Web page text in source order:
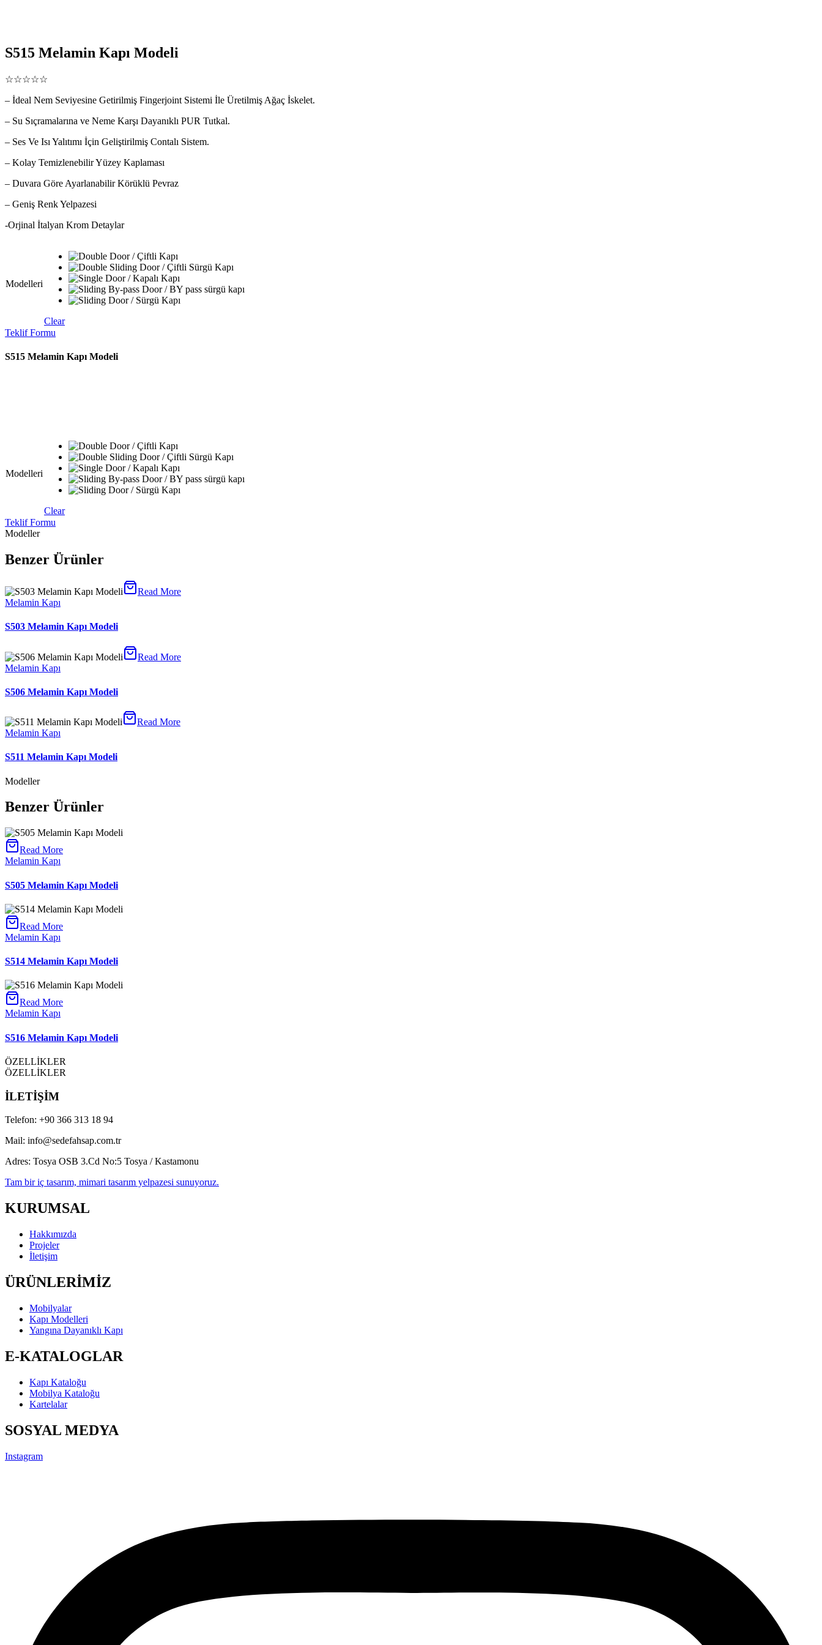
S515 Melamin Kapı Modeli
☆☆☆☆☆
– İdeal Nem Seviyesine Getirilmiş Fingerjoint Sistemi İle Üretilmiş Ağaç İskelet.
– Su Sıçramalarına ve Neme Karşı Dayanıklı PUR Tutkal.
– Ses Ve Isı Yalıtımı İçin Geliştirilmiş Contalı Sistem.
– Kolay Temizlenebilir Yüzey Kaplaması
– Duvara Göre Ayarlanabilir Körüklü Pevraz
– Geniş Renk Yelpazesi
-Orjinal İtalyan Krom Detaylar
Modelleri
Clear
Teklif Formu
S515 Melamin Kapı Modeli
Modelleri
Clear
Teklif Formu
Modeller
Benzer Ürünler
Read More
Melamin Kapı
S503 Melamin Kapı Modeli
Read More
Melamin Kapı
S506 Melamin Kapı Modeli
Read More
Melamin Kapı
S511 Melamin Kapı Modeli
Modeller
Benzer Ürünler
Read More
Melamin Kapı
S505 Melamin Kapı Modeli
Read More
Melamin Kapı
S514 Melamin Kapı Modeli
Read More
Melamin Kapı
S516 Melamin Kapı Modeli
ÖZELLİKLER
ÖZELLİKLER
İLETİŞİM
Telefon: +90 366 313 18 94
Mail: info@sedefahsap.com.tr
Adres: Tosya OSB 3.Cd No:5 Tosya / Kastamonu
Tam bir iç tasarım, mimari tasarım yelpazesi sunuyoruz.
KURUMSAL
Hakkımızda
Projeler
İletişim
ÜRÜNLERİMİZ
Mobilyalar
Kapı Modelleri
Yangına Dayanıklı Kapı
E-KATALOGLAR
Kapı Kataloğu
Mobilya Kataloğu
Kartelalar
SOSYAL MEDYA
Instagram